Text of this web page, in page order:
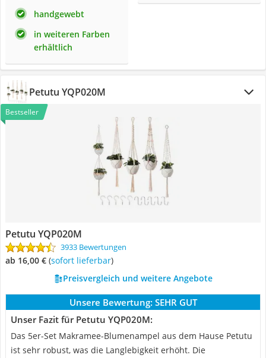
handgewebt
in weiteren Farben
erhältlich
Petutu YQP020M
Bestseller
Petutu YQP020M
3933 Bewertungen
ab 16,00 € ( Sofort lieferbar)
Preisvergleich und weitere Angebote
Unsere Bewertung: SEHR GUT
Unser Fazit für Petutu YQP020M:
Das 5er-Set Makramee-Blumenampel aus dem Hause Petutu
ist sehr robust, was die Langlebigkeit erhöht. Die